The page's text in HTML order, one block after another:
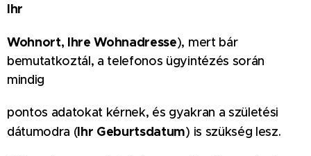
Ihr
Wohnort, Ihre Wohnadresse), mert bár
bemutatkoztál, a telefonos ügyintézés során
mindig
pontos adatokat kérnek, és gyakran a születési
dátumodra (Ihr Geburtsdatum) is szükség lesz.